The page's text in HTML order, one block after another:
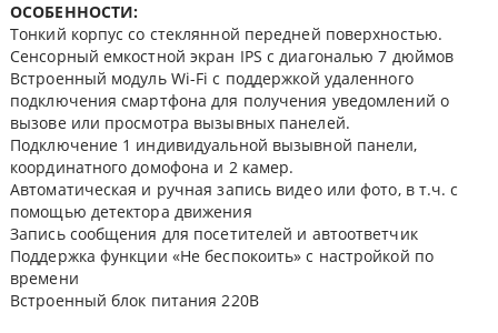
ОСОБЕННОСТИ:
Тонкий корпус со стеклянной передней поверхностью.
Сенсорный емкостной экран IPS с диагональю 7 дюймов
Встроенный модуль Wi-Fi с поддержкой удаленного
подключения смартфона для получения уведомлений о
вызове или просмотра вызывных панелей.
Подключение 1 индивидуальной вызывной панели,
координатного домофона и 2 камер.
Автоматическая и ручная запись видео или фото, в т.ч. с
помощью детектора движения
Запись сообщения для посетителей и автоответчик
Поддержка функции «Не беспокоить» с настройкой по
времени
Встроенный блок питания 220В